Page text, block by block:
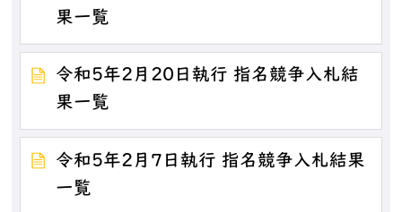
果一覧
令和5年2月20日執行 指名競争入札結
果一覧
令和5年2月7日執行 指名競争入札結果
一覧